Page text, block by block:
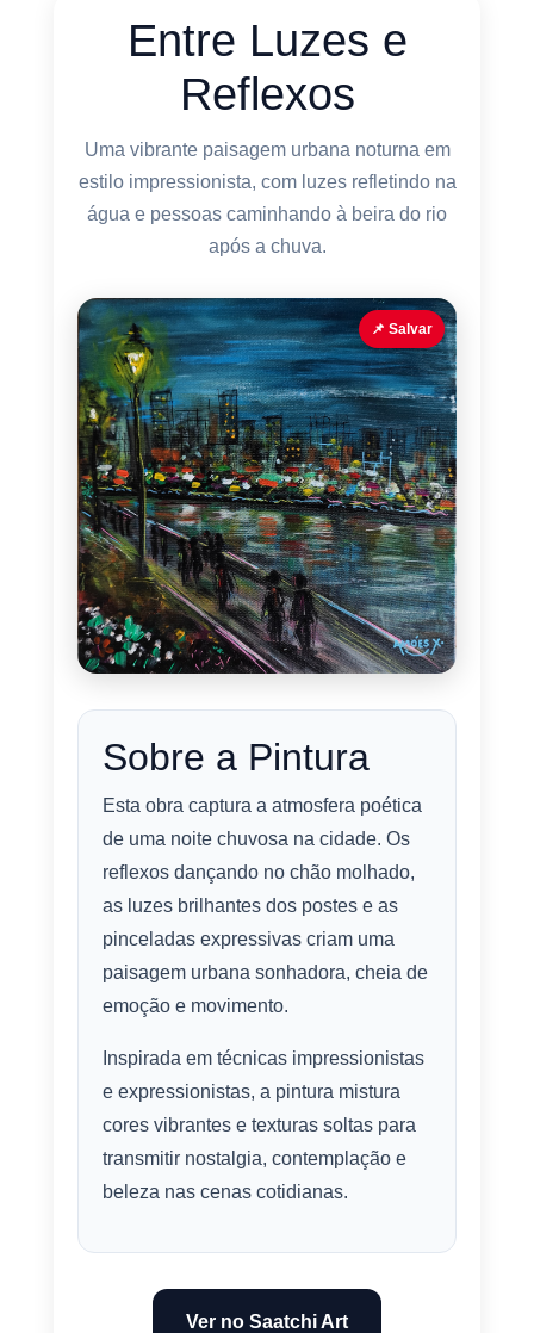
Entre Luzes e
Reflexos
Uma vibrante paisagem urbana noturna em
estilo impressionista, com luzes refletindo na
água e pessoas caminhando à beira do rio
após a chuva.
📌 Salvar
Sobre a Pintura
Esta obra captura a atmosfera poética
de uma noite chuvosa na cidade. Os
reflexos dançando no chão molhado,
as luzes brilhantes dos postes e as
pinceladas expressivas criam uma
paisagem urbana sonhadora, cheia de
emoção e movimento.
Inspirada em técnicas impressionistas
e expressionistas, a pintura mistura
cores vibrantes e texturas soltas para
transmitir nostalgia, contemplação e
beleza nas cenas cotidianas.
Ver no Saatchi Art